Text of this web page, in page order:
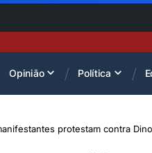
Opinião Política
protestam contra